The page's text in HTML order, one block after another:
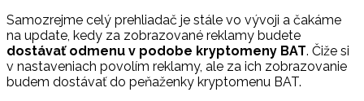
Samozrejme celý prehliadač je stále vo vývoji a čakáme
na update, kedy za zobrazované reklamy budete
dostávať odmenu v podobe kryptomeny BAT. Čiže si
v nastaveniach povolím reklamy, ale za ich zobrazovanie
budem dostávať do peňaženky kryptomenu BAT.